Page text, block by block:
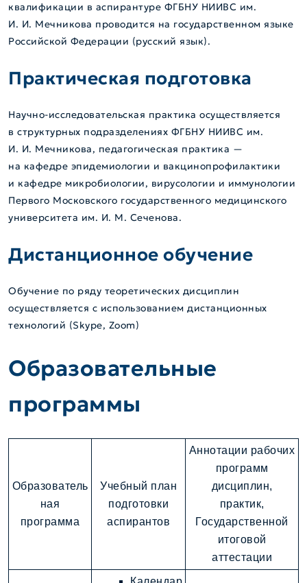
квалификации в аспирантуре ФГБНУ НИИВС им.
И. И. Мечникова проводится на государственном языке
Российской Федерации (русский язык).
Практическая подготовка
Научно-исследовательская практика осуществляется
в структурных подразделениях ФГБНУ НИИВС им.
И. И. Мечникова, педагогическая практика —
на кафедре эпидемиологии и вакцинопрофилактики
и кафедре микробиологии, вирусологии и иммунологии
Первого Московского государственного медицинского
университета им. И. М. Сеченова.
Дистанционное обучение
Обучение по ряду теоретических дисциплин
осуществляется с использованием дистанционных
технологий (Skype, Zoom)
Образовательные
программы
Образователь
ная
программа
Учебный план
подготовки
аспирантов
Аннотации рабочих
программ
дисциплин,
практик,
Государственной
итоговой
аттестации